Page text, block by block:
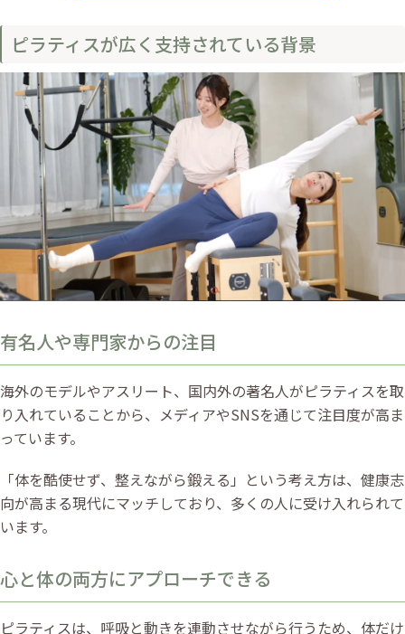
ピラティスが広く支持されている背景
有名人や専門家からの注目
海外のモデルやアスリート、国内外の著名人がピラティスを取
り入れていることから、メディアやSNSを通じて注目度が高ま
っています。
「体を酷使せず、整えながら鍛える」という考え方は、健康志
向が高まる現代にマッチしており、多くの人に受け入れられて
います。
心と体の両方にアプローチできる
ピラティスは、呼吸と動きを連動させながら行うため、体だけ